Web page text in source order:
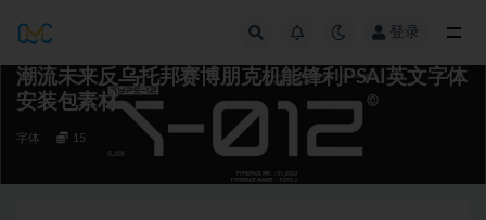
登录
潮流未来反乌托邦赛博朋克机能锋利PSAI英文字体
安装包素材
字体 15